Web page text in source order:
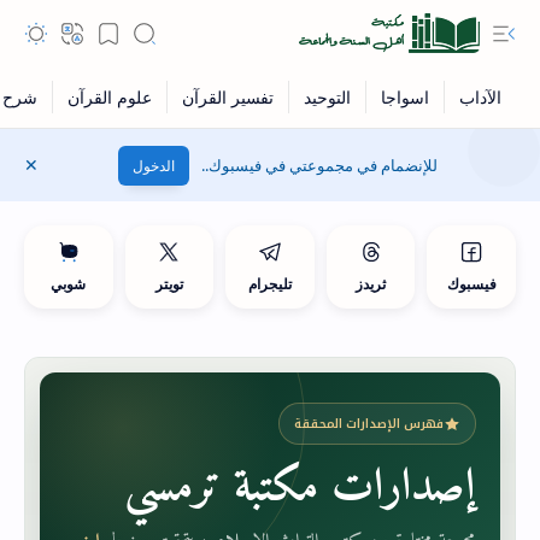
للإنضمام في مجموعتي في فيسبوك.. الدخول
فيسبوك ثريدز تليجرام تويتر شوبي
فهرس الإصدارات المحققة
إصدارات مكتبة ترمسي